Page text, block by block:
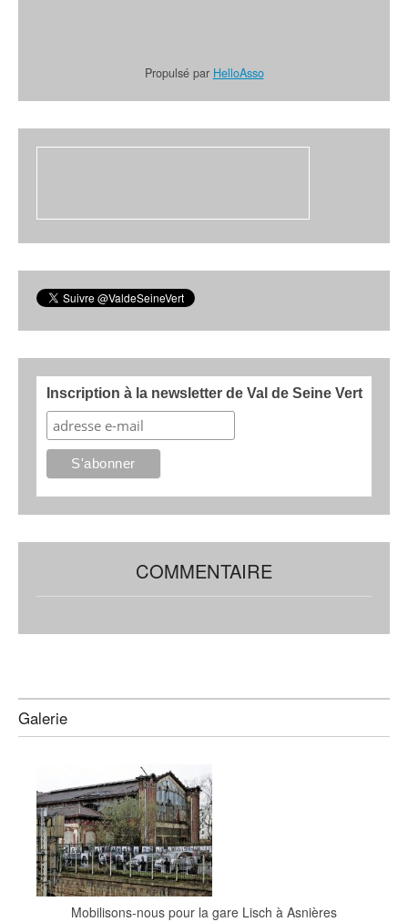
Propulsé par HelloAsso
Inscription à la newsletter de Val de Seine Vert
COMMENTAIRE
Galerie
Mobilisons-nous pour la gare Lisch à Asnières